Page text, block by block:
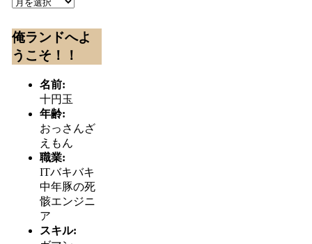
俺ランドへよ
うこそ！！
名前:
十円玉
年齢:
おっさんざ
えもん
職業:
ITバキバキ
中年豚の死
骸エンジニ
ア
スキル: